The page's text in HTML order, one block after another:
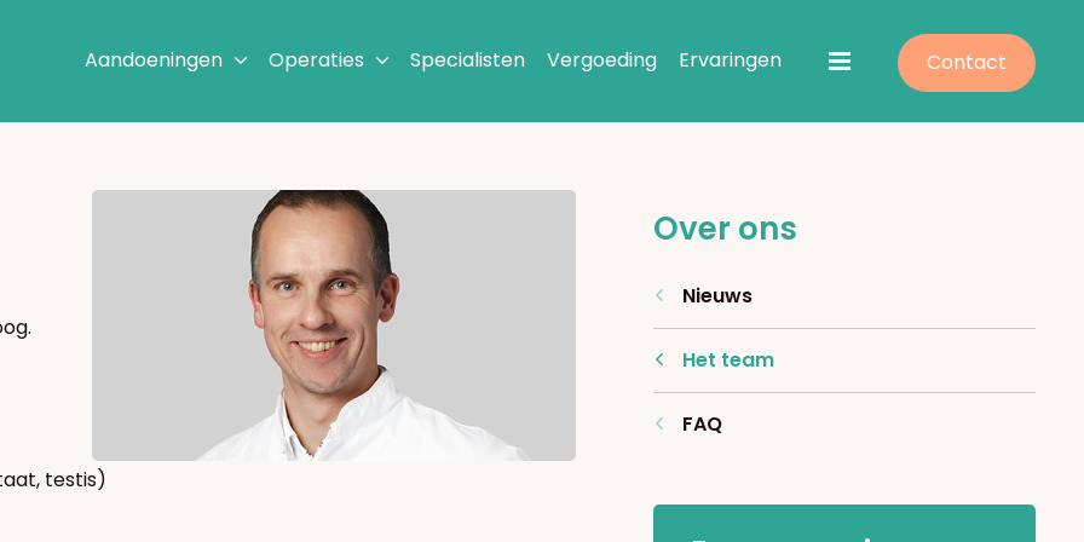
Contact
Aandoeningen Operaties Specialisten Vergoeding Ervaringen
testis)
Over ons
Nieuws
Het team
FAQ